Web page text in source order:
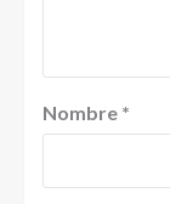
Nombre *